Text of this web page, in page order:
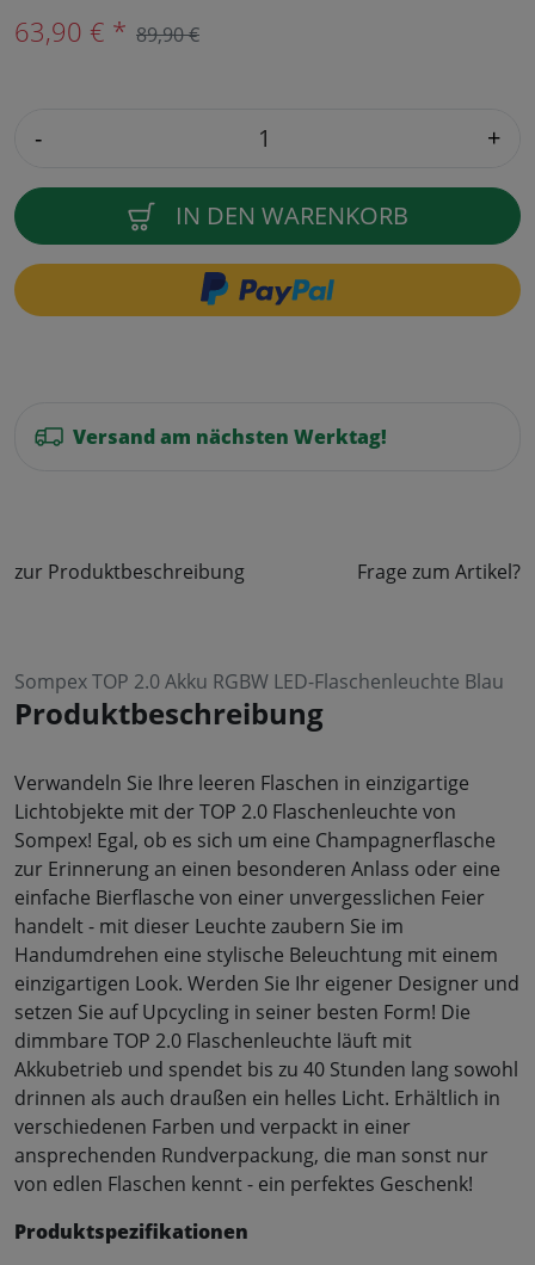
63,90 € * 89,90 €
- +
IN DEN WARENKORB
Versand am nächsten Werktag!
zur Produktbeschreibung Frage zum Artikel?
Sompex TOP 2.0 Akku RGBW LED-Flaschenleuchte Blau
Produktbeschreibung
Verwandeln Sie Ihre leeren Flaschen in einzigartige
Lichtobjekte mit der TOP 2.0 Flaschenleuchte von
Sompex! Egal, ob es sich um eine Champagnerflasche
zur Erinnerung an einen besonderen Anlass oder eine
einfache Bierflasche von einer unvergesslichen Feier
handelt - mit dieser Leuchte zaubern Sie im
Handumdrehen eine stylische Beleuchtung mit einem
einzigartigen Look. Werden Sie Ihr eigener Designer und
setzen Sie auf Upcycling in seiner besten Form! Die
dimmbare TOP 2.0 Flaschenleuchte läuft mit
Akkubetrieb und spendet bis zu 40 Stunden lang sowohl
drinnen als auch draußen ein helles Licht. Erhältlich in
verschiedenen Farben und verpackt in einer
ansprechenden Rundverpackung, die man sonst nur
von edlen Flaschen kennt - ein perfektes Geschenk!
Produktspezifikationen